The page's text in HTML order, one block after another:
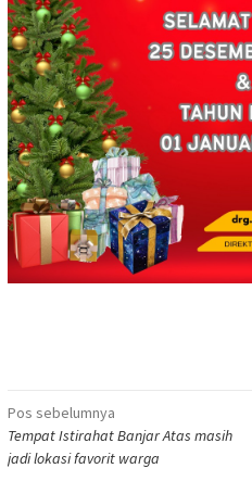
Navigasi
pos
Pos sebelumnya
Tempat Istirahat Banjar Atas masih
jadi lokasi favorit warga